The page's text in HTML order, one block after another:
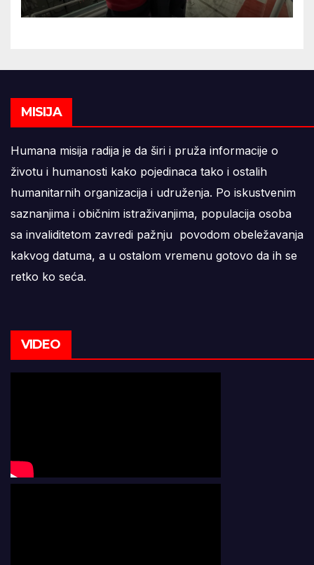
MISIJA
Humana misija radija je da širi i pruža informacije o
životu i humanosti kako pojedinaca tako i ostalih
humanitarnih organizacija i udruženja. Po iskustvenim
saznanjima i običnim istraživanjima, populacija osoba
sa invaliditetom zavredi pažnju povodom obeležavanja
kakvog datuma, a u ostalom vremenu gotovo da ih se
retko ko seća.
VIDEO